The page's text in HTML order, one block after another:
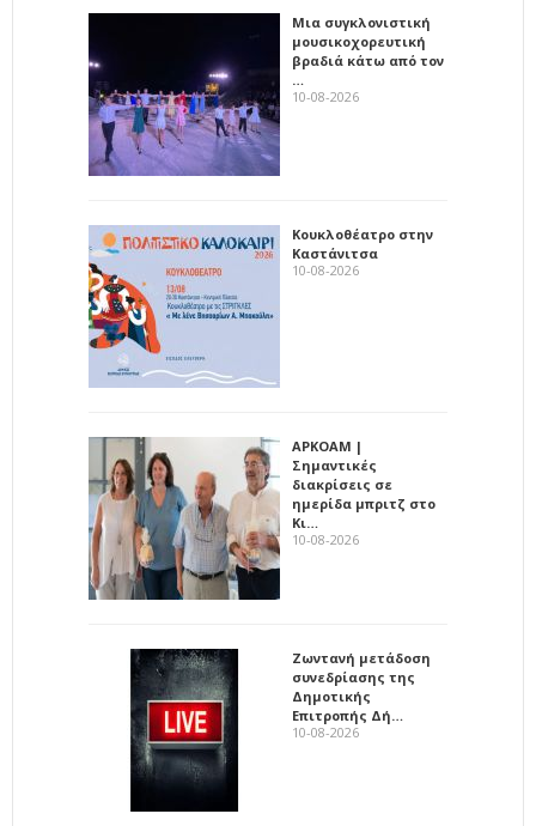
Μια συγκλονιστική
μουσικοχορευτική
βραδιά κάτω από τον
…
10-08-2026
Κουκλοθέατρο στην
Καστάνιτσα
10-08-2026
ΑΡΚΟΑΜ |
Σημαντικές
διακρίσεις σε
ημερίδα μπριτζ στο
Κι…
10-08-2026
Ζωντανή μετάδοση
συνεδρίασης της
Δημοτικής
Επιτροπής Δή…
10-08-2026